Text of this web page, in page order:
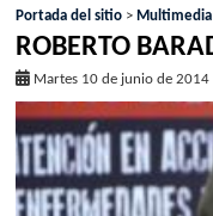
Portada del sitio > Multimedia
ROBERTO
Martes 10 de junio de 2014